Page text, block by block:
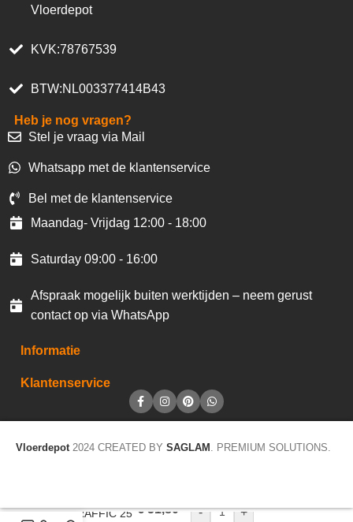
Vloerdepot
KVK:78767539
BTW:NL003377414B43
Heb je nog vragen?
Stel je vraag via Mail
Whatsapp met de klantenservice
Bel met de klantenservice
Maandag- Vrijdag 12:00 - 18:00
Saturday 09:00 - 16:00
Afspraak mogelijk buiten werktijden – neem gerust
contact op via WhatsApp
Informatie
Klantenservice
Vloerdepot 2024 CREATED BY SAGLAM . PREMIUM SOLUTIONS.
CV TRAFFIC 25 €51,80
- +